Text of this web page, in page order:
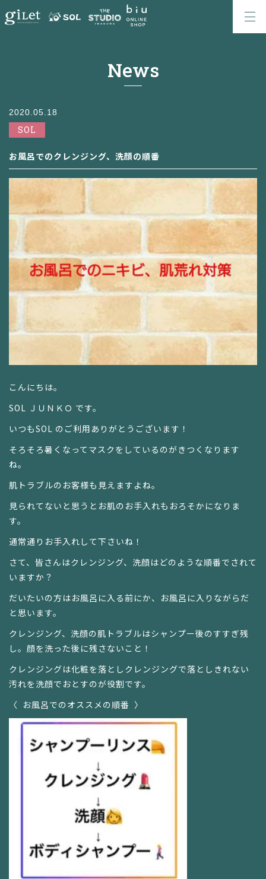
News
2020.05.18
SOL
お風呂でのクレンジング、洗顔の順番
こんにちは。
SOL ＪＵＮＫＯ です。
いつもSOL のご利用ありがとうございます！
そろそろ暑くなってマスクをしているのがきつくなります
ね。
肌トラブルのお客様も見えますよね。
見られてないと思うとお肌のお手入れもおろそかになりま
す。
通常通りお手入れして下さいね！
さて、皆さんはクレンジング、洗顔はどのような順番でされて
いますか？
だいたいの方はお風呂に入る前にか、お風呂に入りながらだ
と思います。
クレンジング、洗顔の肌トラブルはシャンプー後のすすぎ残
し。顔を洗った後に残さないこと！
クレンジングは化粧を落としクレンジングで落としきれない
汚れを洗顔でおとすのが役割です。
〈 お風呂でのオススメの順番 〉